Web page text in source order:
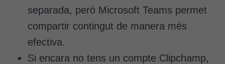
separada, però Microsoft Teams permet
compartir contingut de manera més
efectiva.
Si encara no tens un compte Clipchamp,